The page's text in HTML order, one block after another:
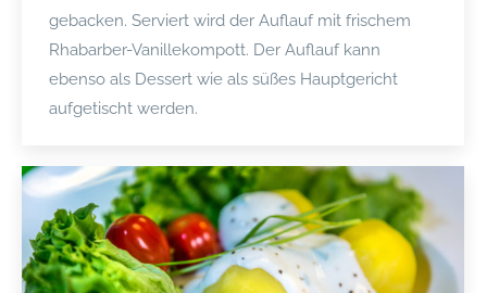
gebacken. Serviert wird der Auflauf mit frischem
Rhabarber-Vanillekompott. Der Auflauf kann
ebenso als Dessert wie als süßes Hauptgericht
aufgetischt werden.